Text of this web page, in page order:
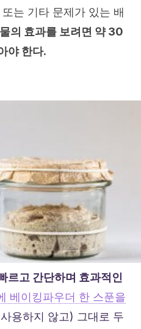
는 기타 문제가 있는 배
의 효과를 보려면 약 30
야 한다.
르고 간단하며 효과적인
베이킹파우더 한 스푼을
용하지 않고) 그대로 두